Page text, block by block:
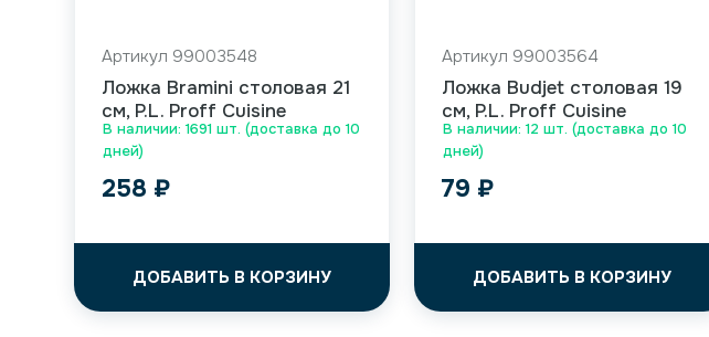
В наличии: 1691 шт. (доставка до 10
дней)
Артикул 99003548
Ложка Bramini столовая 21
см, P.L. Proff Cuisine
258 ₽
ДОБАВИТЬ В КОРЗИНУ
В наличии: 12 шт. (доставка до 10
дней)
Артикул 99003564
Ложка Budjet столовая 19
см, P.L. Proff Cuisine
79 ₽
ДОБАВИТЬ В КОРЗИНУ